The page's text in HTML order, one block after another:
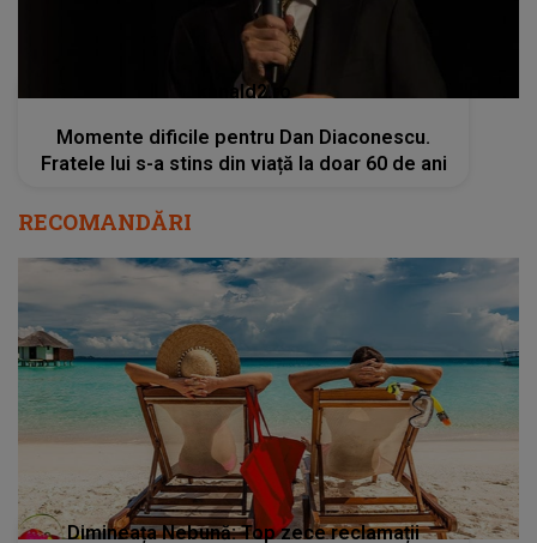
kanald2.ro
Momente dificile pentru Dan Diaconescu.
Fratele lui s-a stins din viață la doar 60 de ani
RECOMANDĂRI
Dimineața Nebună: Top zece reclamații